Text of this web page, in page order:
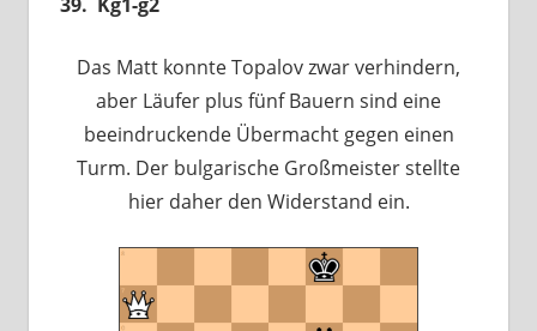
Das Matt konnte Topalov zwar verhindern,
aber Läufer plus fünf Bauern sind eine
beeindruckende Übermacht gegen einen
Turm. Der bulgarische Großmeister stellte
hier daher den Widerstand ein.